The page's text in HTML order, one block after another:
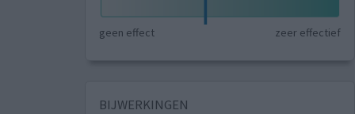
geen effect zeer effectief
BIJWERKINGEN